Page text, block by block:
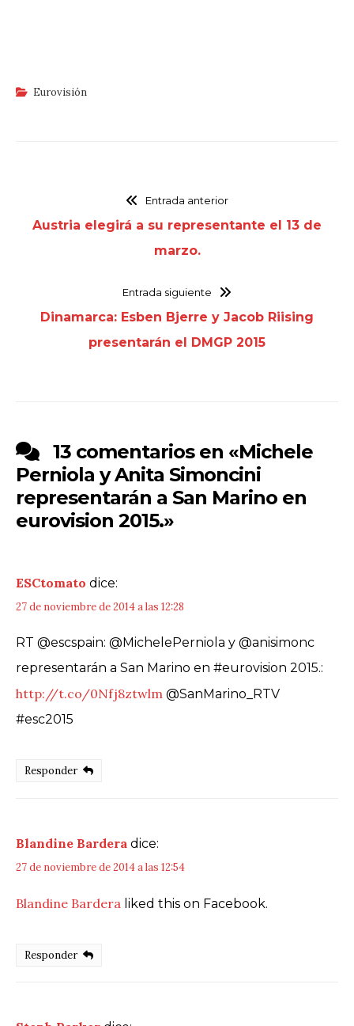
Eurovisión
Entrada anterior
Austria elegirá a su representante el 13 de
marzo.
Entrada siguiente
Dinamarca: Esben Bjerre y Jacob Riising
presentarán el DMGP 2015
13 comentarios en «Michele
Perniola y Anita Simoncini
representarán a San Marino en
eurovision 2015.»
ESCtomato dice:
27 de noviembre de 2014 a las 12:28
RT @escspain: @MichelePerniola y @anisimonc
representarán a San Marino en #eurovision 2015.:
http://t.co/0Nfj8ztwlm @SanMarino_RTV
#esc2015
Responder
Blandine Bardera dice:
27 de noviembre de 2014 a las 12:54
Blandine Bardera liked this on Facebook.
Responder